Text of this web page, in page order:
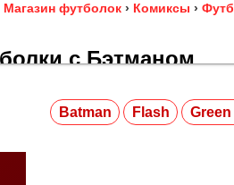
Магазин футболок › Комиксы ›
с Бэтманом
“Мистер Бант” предлагает
своего рисунка или
по Москве, по России, по миру.
Batman Flash